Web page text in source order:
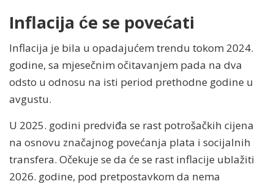
Inflacija će se povećati
Inflacija je bila u opadajućem trendu tokom 2024.
godine, sa mjesečnim očitavanjem pada na dva
odsto u odnosu na isti period prethodne godine u
avgustu.
U 2025. godini predviđa se rast potrošačkih cijena
na osnovu značajnog povećanja plata i socijalnih
transfera. Očekuje se da će se rast inflacije ublažiti
2026. godine, pod pretpostavkom da nema